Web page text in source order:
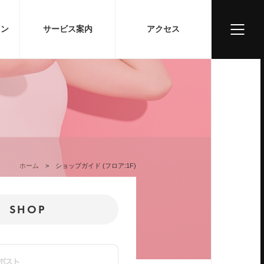
サービス案内 アクセス
ホーム ショップガイド (フロア:1F)
SHOP